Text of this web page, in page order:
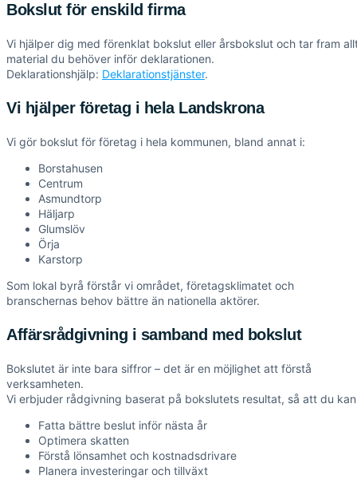
Bokslut för enskild firma
Vi hjälper dig med förenklat bokslut eller årsbokslut och tar fram
material du behöver inför deklarationen.
Deklarationshjälp: Deklarationstjänster.
Vi hjälper företag i hela Landskrona
Vi gör bokslut för företag i hela kommunen, bland annat i:
Borstahusen
Centrum
Asmundtorp
Häljarp
Glumslöv
Örja
Karstorp
Som lokal byrå förstår vi området, företagsklimatet och
branschernas behov bättre än nationella aktörer.
Affärsrådgivning i samband med bokslut
Bokslutet är inte bara siffror – det är en möjlighet att förstå
verksamheten.
Vi erbjuder rådgivning baserat på bokslutets resultat, så att du
Fatta bättre beslut inför nästa år
Optimera skatten
Förstå lönsamhet och kostnadsdrivare
Planera investeringar och tillväxt